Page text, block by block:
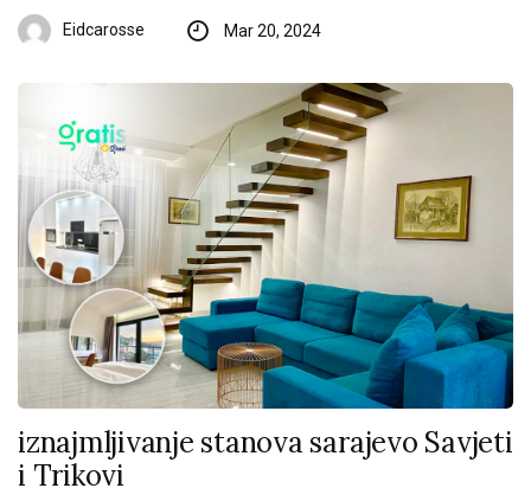
Eidcarosse Mar 20, 2024
iznajmljivanje stanova sarajevo Savjeti
i Trikovi